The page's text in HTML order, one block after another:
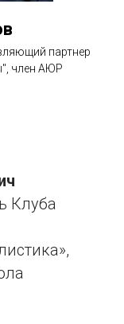
партнер
член АЮР
Клуба